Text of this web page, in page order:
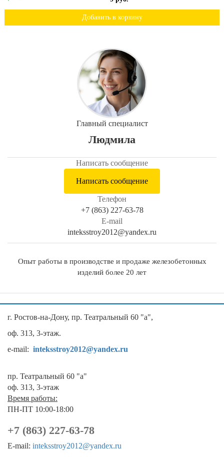
Добавить в корзину
Главный специалист
Людмила
Написать сообщение
Написать сообщение
Телефон
+7 (863) 227-63-78
E-mail
inteksstroy2012@yandex.ru
Опыт работы в производстве и продаже железобетонных
изделий более 20 лет
г. Ростов-на-Дону, пр. Театральный 60 "а",
оф. 313, 3-этаж.
e-mail: inteksstroy2012@yandex.ru
пр. Театральный 60 "а"
оф. 313, 3-этаж
Время работы:
ПН-ПТ 10:00-18:00
+7 (863) 227-63-78
E-mail: inteksstroy2012@yandex.ru